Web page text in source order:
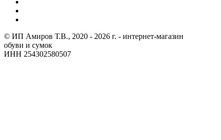
© ИП Амиров Т.В., 2020 - 2026 г. - интернет-магазин
обуви и сумок
ИНН 254302580507